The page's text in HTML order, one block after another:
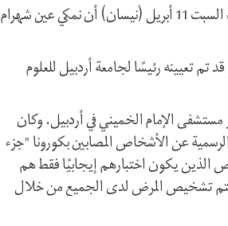
وكتبت وكالة أنباء إذاعة وتلفزيون جمهورية إيران الإسلامية في بيان صحافي، مساء السبت 11 أبريل (نيسان) أن نمكي عين شهرام
تم تعيينه رئيسًا لجامعة أردبيل للعلوم
مستشفى الإمام الخميني في أردبيل. وكان
عن الأشخاص المصابين بكورونا "جزء
الذين يكون اختبارهم إيجابيًا فقط هم
يتم تشخيص المرض لدى الجميع من خلال